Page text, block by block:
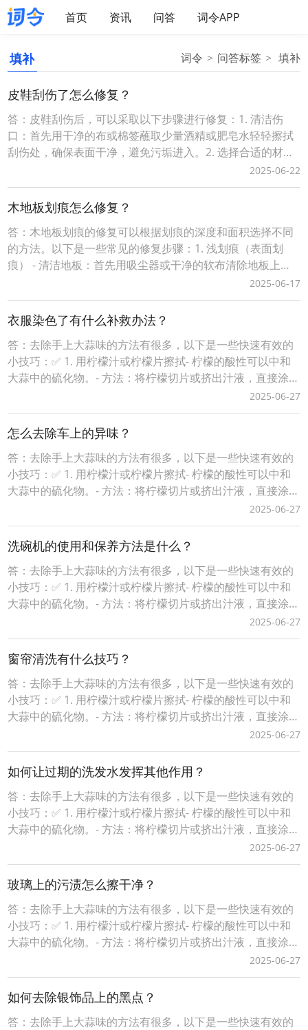
首页 资讯 问答 词令APP
填补 词令 问答标签 填补
皮鞋刮伤了怎么修复？
答：皮鞋刮伤后，可以采取以下步骤进行修复：1. 清洁伤
口：首先用干净的布或棉签蘸取少量酒精或肥皂水轻轻擦拭
刮伤处，确保表面干净，避免污垢进入。2. 选择合适的材
料： - 如果刮痕较浅，可以使用与鞋子颜色相近的鞋油或皮
革护理蜡。 - 如果刮痕较深，可以使用皮革修补膏或者软性
树脂填充剂。3. 填补刮痕： - 对于浅刮痕，用软布蘸取适量
鞋油，均匀涂抹在刮痕处，然后用干
2025-06-22
木地板划痕怎么修复？
答：木地板划痕的修复可以根据划痕的深度和面积选择不同
的方法。以下是一些常见的修复步骤：1. 浅划痕（表面划
痕） - 清洁地板：首先用吸尘器或干净的软布清除地板上的
灰尘和杂物。 - 使用蜡笔或木色笔：选择与地板颜色相近的
蜡笔或木色笔，沿着划痕涂抹，填充划痕部分。 - 加热固
定：用吹风机稍微加热涂抹的部分，使蜡笔或木色笔更好地
融入木材表面。 - 打磨抛光：待蜡笔或木
2025-06-17
衣服染色了有什么补救办法？
答：去除手上大蒜味的方法有很多，以下是一些快速有效的
小技巧：✅ 1. 用柠檬汁或柠檬片擦拭- 柠檬的酸性可以中和
大蒜中的硫化物。- 方法：将柠檬切片或挤出汁液，直接涂抹
在手上，轻轻揉搓后冲洗干净。✅ 2. 用小苏打（苏打粉）搓
手- 小苏打具有吸附异味的作用。- 方法：取少量小苏打加水
调成糊状，搓洗双手，再用清水冲洗。✅ 3. 用肥皂洗手（特
别是含酶的洗衣皂）-
2025-06-27
怎么去除车上的异味？
答：去除手上大蒜味的方法有很多，以下是一些快速有效的
小技巧：✅ 1. 用柠檬汁或柠檬片擦拭- 柠檬的酸性可以中和
大蒜中的硫化物。- 方法：将柠檬切片或挤出汁液，直接涂抹
在手上，轻轻揉搓后冲洗干净。✅ 2. 用小苏打（苏打粉）搓
手- 小苏打具有吸附异味的作用。- 方法：取少量小苏打加水
调成糊状，搓洗双手，再用清水冲洗。✅ 3. 用肥皂洗手（特
别是含酶的洗衣皂）-
2025-06-27
洗碗机的使用和保养方法是什么？
答：去除手上大蒜味的方法有很多，以下是一些快速有效的
小技巧：✅ 1. 用柠檬汁或柠檬片擦拭- 柠檬的酸性可以中和
大蒜中的硫化物。- 方法：将柠檬切片或挤出汁液，直接涂抹
在手上，轻轻揉搓后冲洗干净。✅ 2. 用小苏打（苏打粉）搓
手- 小苏打具有吸附异味的作用。- 方法：取少量小苏打加水
调成糊状，搓洗双手，再用清水冲洗。✅ 3. 用肥皂洗手（特
别是含酶的洗衣皂）-
2025-06-27
窗帘清洗有什么技巧？
答：去除手上大蒜味的方法有很多，以下是一些快速有效的
小技巧：✅ 1. 用柠檬汁或柠檬片擦拭- 柠檬的酸性可以中和
大蒜中的硫化物。- 方法：将柠檬切片或挤出汁液，直接涂抹
在手上，轻轻揉搓后冲洗干净。✅ 2. 用小苏打（苏打粉）搓
手- 小苏打具有吸附异味的作用。- 方法：取少量小苏打加水
调成糊状，搓洗双手，再用清水冲洗。✅ 3. 用肥皂洗手（特
别是含酶的洗衣皂）-
2025-06-27
如何让过期的洗发水发挥其他作用？
答：去除手上大蒜味的方法有很多，以下是一些快速有效的
小技巧：✅ 1. 用柠檬汁或柠檬片擦拭- 柠檬的酸性可以中和
大蒜中的硫化物。- 方法：将柠檬切片或挤出汁液，直接涂抹
在手上，轻轻揉搓后冲洗干净。✅ 2. 用小苏打（苏打粉）搓
手- 小苏打具有吸附异味的作用。- 方法：取少量小苏打加水
调成糊状，搓洗双手，再用清水冲洗。✅ 3. 用肥皂洗手（特
别是含酶的洗衣皂）-
2025-06-27
玻璃上的污渍怎么擦干净？
答：去除手上大蒜味的方法有很多，以下是一些快速有效的
小技巧：✅ 1. 用柠檬汁或柠檬片擦拭- 柠檬的酸性可以中和
大蒜中的硫化物。- 方法：将柠檬切片或挤出汁液，直接涂抹
在手上，轻轻揉搓后冲洗干净。✅ 2. 用小苏打（苏打粉）搓
手- 小苏打具有吸附异味的作用。- 方法：取少量小苏打加水
调成糊状，搓洗双手，再用清水冲洗。✅ 3. 用肥皂洗手（特
别是含酶的洗衣皂）-
2025-06-27
如何去除银饰品上的黑点？
答：去除手上大蒜味的方法有很多，以下是一些快速有效的